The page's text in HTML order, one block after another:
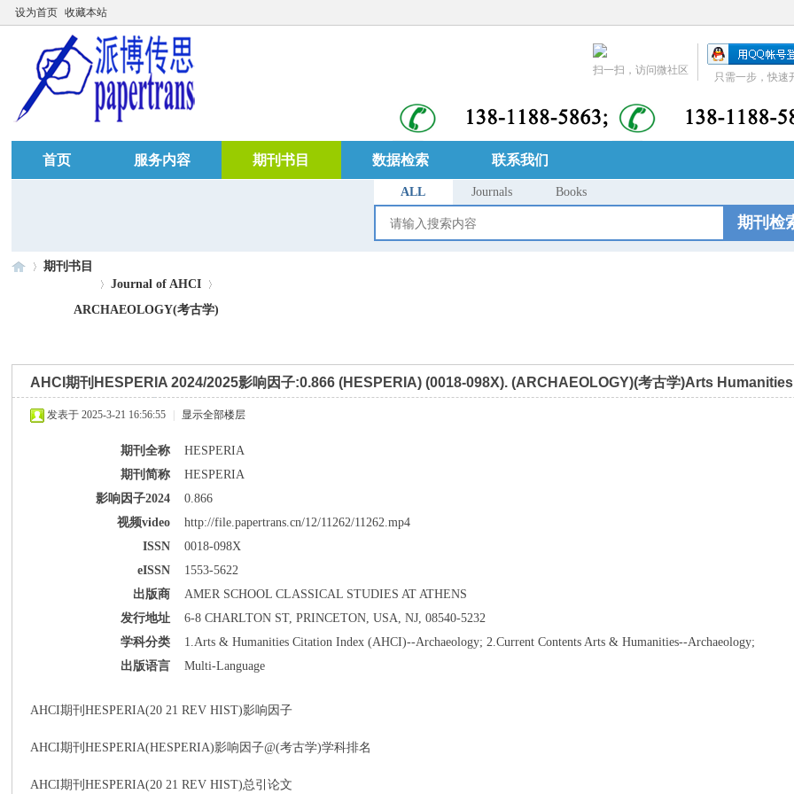
设为首页 收藏本站
只需一步，快速
扫一扫，访问微社区
首页 服务内容 期刊书目 数据检索 联系我们
ALL Journals Books
期刊检
期刊书目
Journal of AHCI
ARCHAEOLOGY(考古学)
AHCI期刊HESPERIA 2024/2025影响因子:0.866 (HESPERIA) (0018-098X). (ARCHAEOLOGY)(考古学)Arts
发表于 2025-3-21 16:56:55 显示全部楼层
期刊全称
HESPERIA
期刊简称
HESPERIA
影响因子2024
0.866
视频video
http://file.papertrans.cn/12/11262/11262.mp4
ISSN
0018-098X
eISSN
1553-5622
出版商
AMER SCHOOL CLASSICAL STUDIES AT ATHENS
发行地址
6-8 CHARLTON ST, PRINCETON, USA, NJ, 08540-5232
学科分类
1.Arts & Humanities Citation Index (AHCI)--Archaeology; 2.Current Contents Arts & Humanities--Archaeology;
出版语言
Multi-Language
AHCI期刊HESPERIA(20 21 REV HIST)影响因子
AHCI期刊HESPERIA(HESPERIA)影响因子@(考古学)学科排名
AHCI期刊HESPERIA(20 21 REV HIST)总引论文